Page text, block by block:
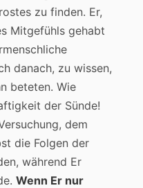
zu finden. Er,
Mitgefühls gehabt
danach, zu wissen,
beteten. Wie
der Sünde!
dem
die Folgen der
während Er
Wenn Er nur